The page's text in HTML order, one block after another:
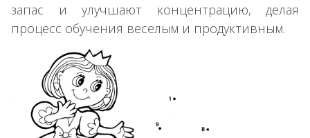
запас и улучшают концентрацию, делая
процесс обучения веселым и продуктивным.